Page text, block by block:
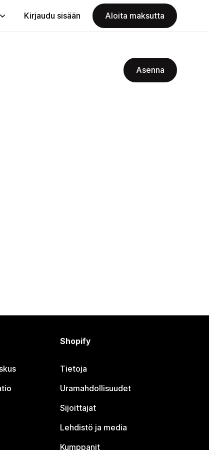
Kirjaudu sisään Aloita maksutta
Asenna
Shopify
Tietoja
Uramahdollisuudet
Sijoittajat
Lehdistö ja media
Kumppanit